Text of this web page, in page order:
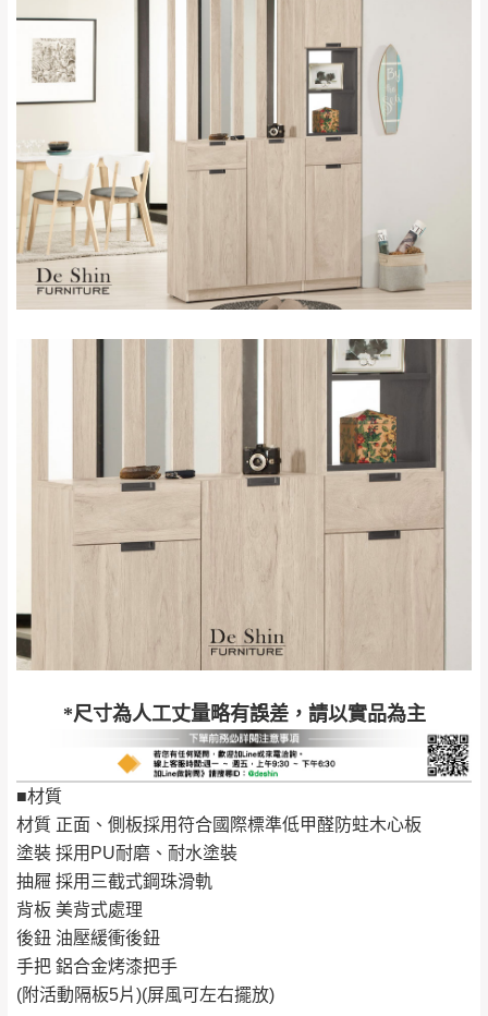
*尺寸為人工丈量略有誤差，請以實品為主
■材質
材質 正面、側板採用符合國際標準低甲醛防蛀木心板
塗裝 採用PU耐磨、耐水塗裝
抽屜 採用三截式鋼珠滑軌
背板 美背式處理
後鈕 油壓緩衝後鈕
手把 鋁合金烤漆把手
(附活動隔板5片)(屏風可左右擺放)
＊A108產品另收運費
新北
雙溪、貢寮、烏
來、平溪、九份、
石門、林口 下福
區、北投湖山路、
深坑山區
$ 9,000以上：免
基隆山區
苗栗
$ 9,000以下：
卓蘭鎮、三灣、通
霄山區、西湖、泰
安鄉、大湖鄉、頭
屋、獅潭鄉
到貨時間：指定送貨日當天以電話聯絡確認
台北市、新北市地區固定每周(三)、(日)兩天收送貨
暫無配送地區：彰化、南投、雲林、嘉義、台南、高
雄、屏東、宜蘭、 花蓮、台東、金門、馬祖、澎湖地區
（可於LINE線上詢問 →
加收說明
配送範圍：
苗栗至基隆；其它地區暫不開放，如因特殊
地型限制(山區、鄉、鎮、村)、樓梯太小、無
法搬運上樓等因素，導致無法配送，
保有出貨的權利。
保護物流人員的工作安全，賣家無提供吊掛
服務，若需以吊車或其他的吊掛方式吊運，
費用將由買方自行支付。
因大型傢俱有組裝、配送的問題，並非一般
快速到貨商品，無法指定特定時間送達，司
機當天到貨前皆會再與您通知，讓你不用整
天在家等貨，以節省您的寶貴時間。
由於百貨公司配送較為不易，故暫無法配送
若您選擇三聯式或索取兩聯式發票，發票將於商品
完成出貨15個工作天另行寄出，另外約加上2~7個
工作天內送達，如遇國定假日將順延寄送。
公司客服人員，我們將為您更換新品，運費
皆由本站負責，所有退回及換貨之商品必須
是全新狀態且完整包裝，床墊、床包、枕頭
包裝、廠商紙及所有附隨文件或資料之完整
性)，若未依照上述方式處理，恕無法接受退
貨。
由於透過電腦螢幕選購商品，可能會因個人
電腦螢幕的設定色差或解析度等因素， 與實
際商品的顏色、質感稍有不同，如因此而需
退換貨，需自付來回運費及人資成本